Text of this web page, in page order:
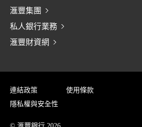
滙豐集團
私人銀行業務
滙豐財資網
連結政策
隱私權與安全性
使用條款